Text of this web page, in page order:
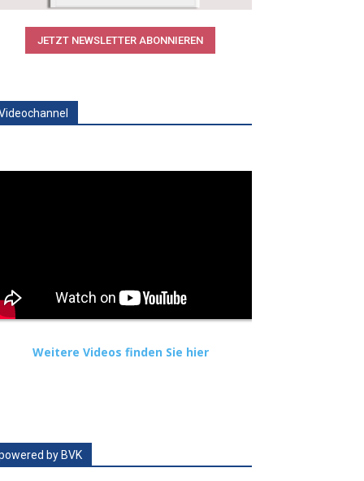
JETZT NEWSLETTER ABONNIEREN
Weitere Videos finden Sie hier
by BVK